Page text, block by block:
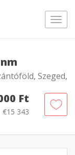
Szeged,
Ft
€15 343